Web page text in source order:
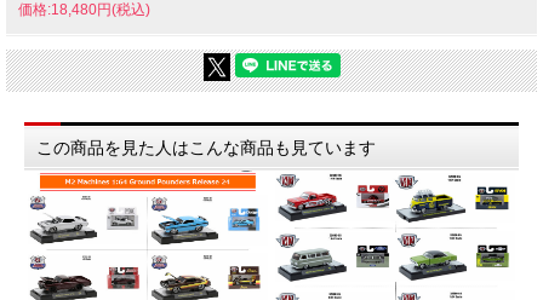
価格:18,480円(税込)
この商品を見た人はこんな商品も見ています